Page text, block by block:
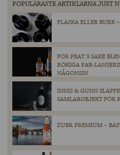
POPULÄRASTE ARTIKLARNA JUST
FLASKA ELLER BURK
FOR PEAT´S SAKE
RÖKIGA PAR-
NÅGONSIN.
INNIS & GUNN
SAMLAROBJEKT FÖR
ZUBR PREMIUM –